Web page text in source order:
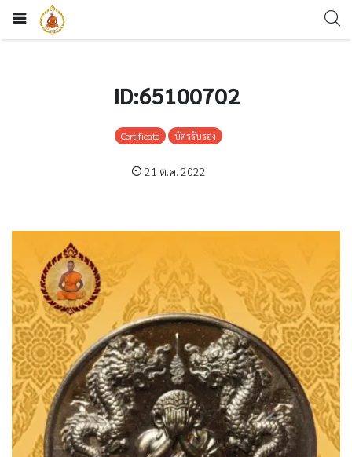
ID:65100702
Certificate บัตรรับรอง
21 ต.ค. 2022